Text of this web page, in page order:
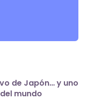
de Japón… y uno
mundo